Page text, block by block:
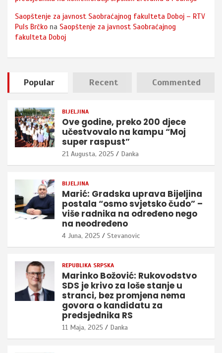
Saopštenje za javnost Saobraćajnog fakulteta Doboj – RTV
Puls Brčko na Saopštenje za javnost Saobraćajnog
fakulteta Doboj
Popular Recent Commented
BIJELJINA
Ove godine, preko 200 djece
učestvovalo na kampu “Moj
super raspust”
21 Augusta, 2025 Danka
BIJELJINA
Marić: Gradska uprava Bijeljina
postala “osmo svjetsko čudo” –
više radnika na određeno nego
na neodređeno
4 Juna, 2025 Stevanovic
REPUBLIKA SRPSKA
Marinko Božović: Rukovodstvo
SDS je krivo za loše stanje u
stranci, bez promjena nema
govora o kandidatu za
predsjednika RS
11 Maja, 2025 Danka